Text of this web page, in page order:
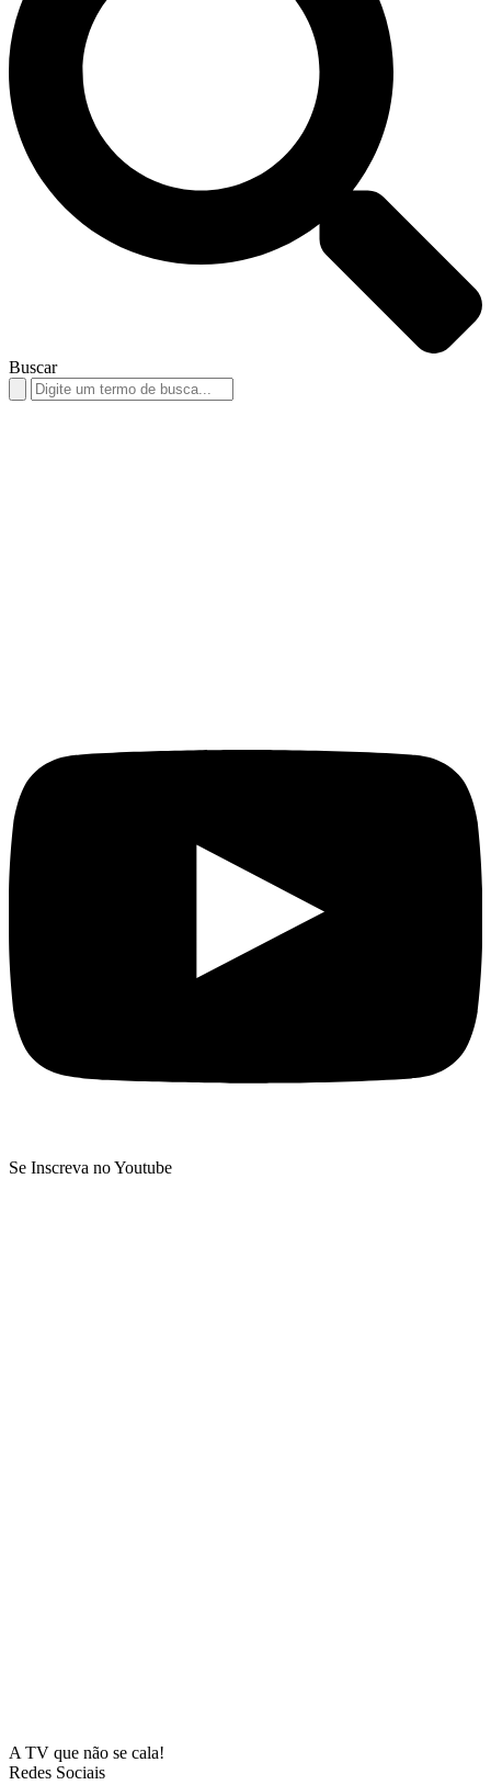
Buscar
Search
for:
Se Inscreva no Youtube
A TV que não se cala!
Redes Sociais